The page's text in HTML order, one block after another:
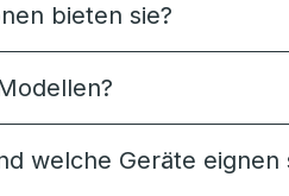
bieten sie?
welche Geräte eignen